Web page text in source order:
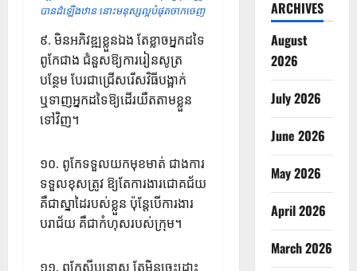
បានដំឡើងឋាន នោះមនុស្សល្អបំផុតចាកចេញ
៩. មិនអភិវឌ្ឍខ្លួនឯង តែខ្លាចអ្នកដទៃ
ពូកែជាង ជំនួសឱ្យការរៀនសូត្រ
បន្ថែម បែរជាជ្រើសរើសវិធីបង្អាក់
ឬទាញអ្នកដទៃឱ្យដើរយឺតតាមខ្លួន
ទៅវិញ។
១០. ពូកែទទួលយកមុខមាត់ ជាងការ
ទទួលខុសត្រូវ ឱ្យតែការងារជោគជ័យ
គឺជាស្នាដៃរបស់ខ្លួន ប៉ុន្តែបើការងារ
បរាជ័យ គឺជាកំហុសរបស់ក្រុម។
១១. ពូកែស្ដីបន្ទោស តែមិនចេះដោះ
ARCHIVES
August
2026
July 2026
June 2026
May 2026
April 2026
March 2026